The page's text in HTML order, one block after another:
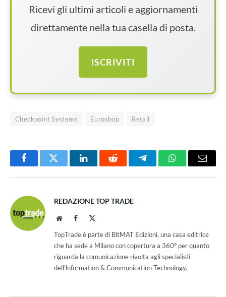
Ricevi gli ultimi articoli e aggiornamenti
direttamente nella tua casella di posta.
ISCRIVITI
Checkpoint Systems Euroshop Retail
FacebookTwitter LinkedInReddit TelegramWhatsAppEmail
REDAZIONE TOP TRADE
WebsiteFacebook
TopTrade è parte di BitMAT Edizioni, una casa editrice
che ha sede a Milano con copertura a 360° per quanto
riguarda la comunicazione rivolta agli specialisti
dell'lnformation & Communication Technology.